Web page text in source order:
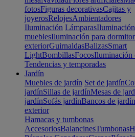
fotosFiguras decorativasCajitas y
joyerosRelojesAmbientadores
Iluminación Lámparas
mueblesIluminación para
exteriorGuirnaldasBalizasSmart
LightBombillasFocosIluminación
Tendencias y temporadas
Jardín
Muebles de jardín Set de jardín
jardínSillas de jardínMesas de
jardínSofás jardínBancos de jardín
exterior
Hamacas y tumbonas
AccesoriosBalancinesTumbonas